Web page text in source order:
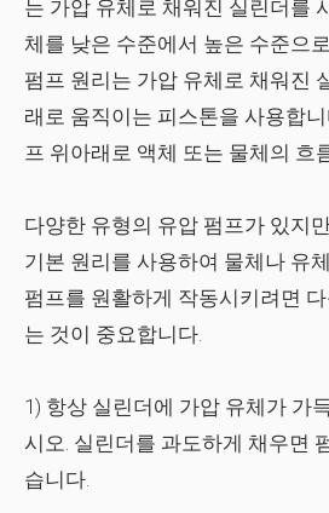
는 가압 유체로 채워진 실린더를
체를 낮은 수준에서 높은 수준으
펌프 원리는 가압 유체로 채워진
래로 움직이는 피스톤을 사용합
프 위아래로 액체 또는 물체의 흐
다양한 유형의 유압 펌프가 있지
기본 원리를 사용하여 물체나 유
펌프를 원활하게 작동시키려면
는 것이 중요합니다.
1) 항상 실린더에 가압 유체가 가
시오. 실린더를 과도하게 채우면
습니다.